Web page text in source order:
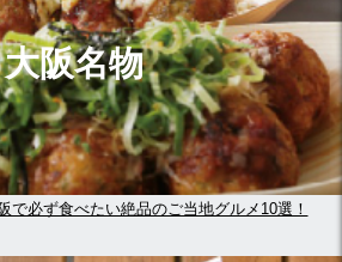
大阪名物
で必ず食べたい絶品のご当地グルメ10選！